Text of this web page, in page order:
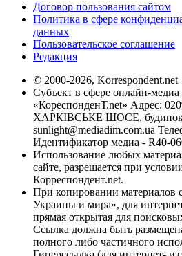
Договор пользования сайтом
Политика в сфере
данных
Пользовательское соглашение
Редакция
© 2000-2026, Korrespondent.net
Субъект в сфере онлайн-
«КореспонденТ.net» Адрес:
ХАРКІВСЬКЕ ШОСЕ, будинок
sunlight@mediadim.com.ua
Идентификатор медиа - R40-
Использование любых
сайте, разрешается при
Корреспондент.net.
При копировании материалов
Украины и мира», для
прямая открытая для
Ссылка должна быть
полного либо частичного